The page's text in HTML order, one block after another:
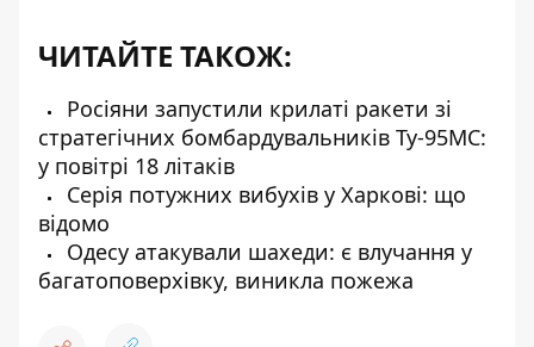
ЧИТАЙТЕ ТАКОЖ:
Росіяни запустили крилаті ракети зі
стратегічних бомбардувальників Ту-95МС:
у повітрі 18 літаків
Серія потужних вибухів у Харкові: що
відомо
Одесу атакували шахеди: є влучання у
багатоповерхівку, виникла пожежа